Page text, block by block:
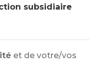
subsidiaire
et de votre/vos